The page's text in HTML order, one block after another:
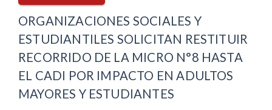
ORGANIZACIONES SOCIALES Y
ESTUDIANTILES SOLICITAN RESTITUIR
RECORRIDO DE LA MICRO N°8 HASTA
EL CADI POR IMPACTO EN ADULTOS
MAYORES Y ESTUDIANTES